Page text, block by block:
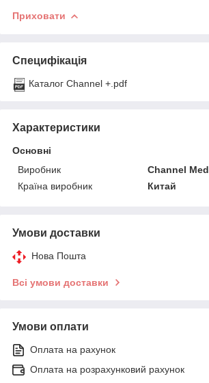
Приховати
Специфікація
Каталог Channеl +.pdf
Характеристики
Основні
Виробник
Channel Med
Країна виробник
Китай
Умови доставки
Нова Пошта
Всі умови доставки
Умови оплати
Оплата на рахунок
Оплата на розрахунковий рахунок